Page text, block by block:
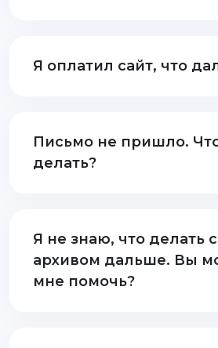
Я оплатил сайт, что
Письмо не пришло.
делать?
Я не знаю, что делать с
архивом дальше. Вы
мне помочь?